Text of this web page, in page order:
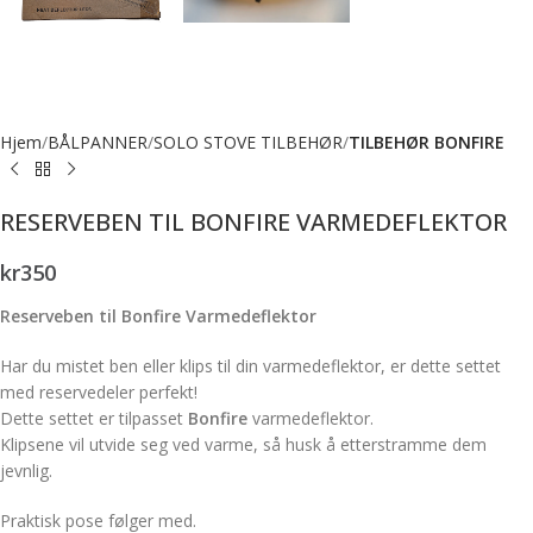
Hjem BÅLPANNER SOLO STOVE TILBEHØR TILBEHØR BONFIRE
RESERVEBEN TIL BONFIRE VARMEDEFLEKTOR
kr350
Reserveben til Bonfire Varmedeflektor
Har du mistet ben eller klips til din varmedeflektor, er dette settet
med reservedeler perfekt!
Dette settet er tilpasset Bonfire varmedeflektor.
Klipsene vil utvide seg ved varme, så husk å etterstramme dem
jevnlig.
Praktisk pose følger med.